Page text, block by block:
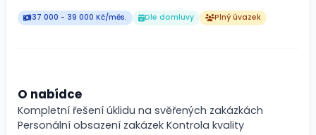
37 000 - 39 000 Kč/měs. Dle domluvy Plný úvazek
O nabídce
Kompletní řešení úklidu na svěřených zakázkách
Personální obsazení zakázek Kontrola kvality